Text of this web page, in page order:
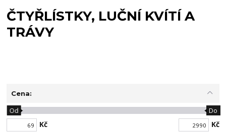
ČTYŘLÍSTKY, LUČNÍ KVÍTÍ A
TRÁVY
Cena:
Kč
Od Do
Kč